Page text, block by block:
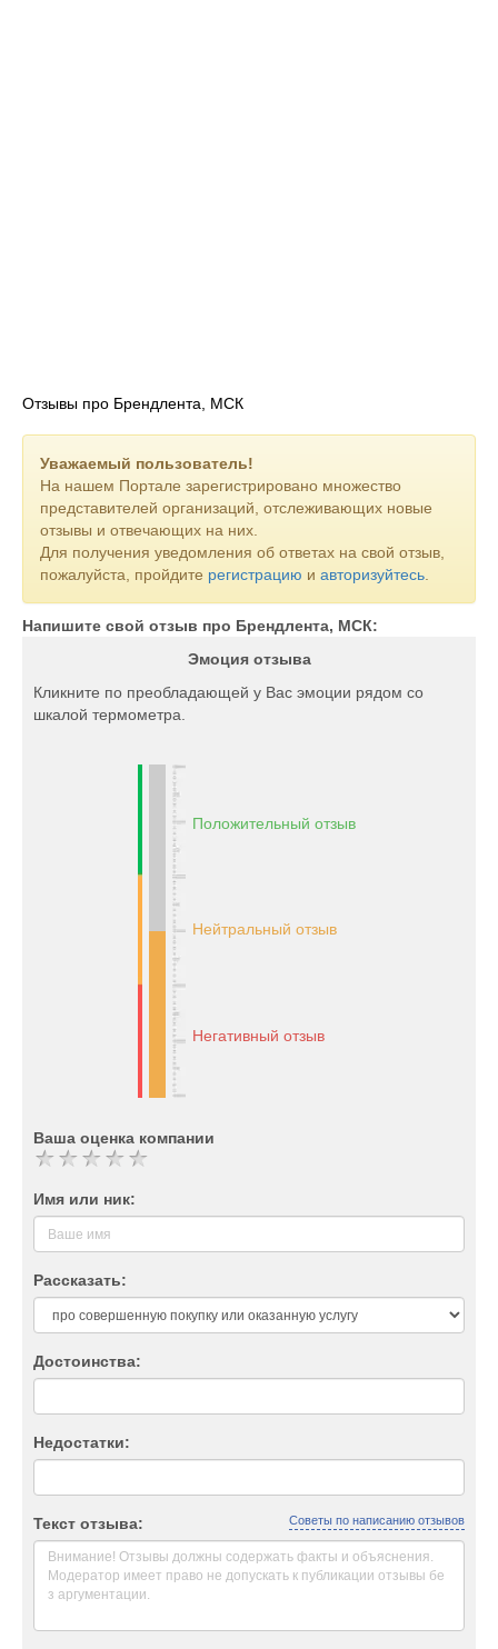
Отзывы про Брендлента, МСК
Уважаемый пользователь!
На нашем Портале зарегистрировано множество
представителей организаций, отслеживающих новые
отзывы и отвечающих на них.
Для получения уведомления об ответах на свой отзыв,
пожалуйста, пройдите регистрацию и авторизуйтесь
Напишите свой отзыв про Брендлента, МСК:
Эмоция отзыва
Кликните по преобладающей у Вас эмоции рядом со
шкалой термометра.
Положительный отзыв
Нейтральный отзыв
Негативный отзыв
Ваша оценка компании
Имя или ник:
Рассказать:
Достоинства:
Недостатки:
Текст отзыва: Советы по написанию отзывов